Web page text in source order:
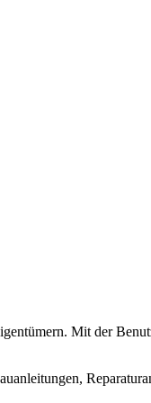
Mit der